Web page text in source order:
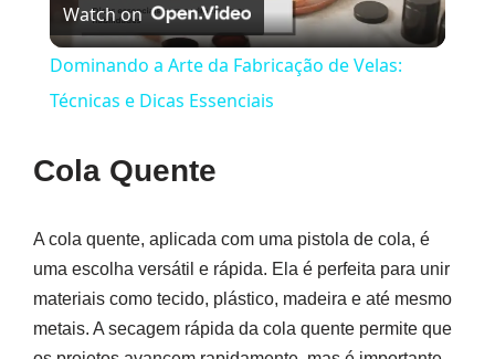
Video
Watch on
Dominando a Arte da Fabricação de Velas:
Técnicas e Dicas Essenciais
Cola Quente
A cola quente, aplicada com uma pistola de cola, é
uma escolha versátil e rápida. Ela é perfeita para unir
materiais como tecido, plástico, madeira e até mesmo
metais. A secagem rápida da cola quente permite que